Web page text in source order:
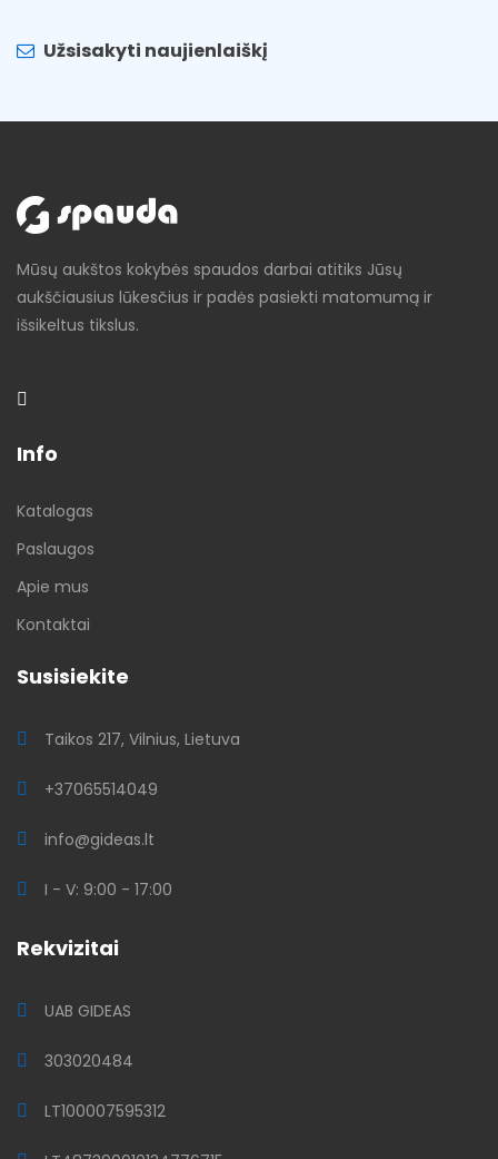
Užsisakyti naujienlaiškį
Mūsų aukštos kokybės spaudos darbai atitiks Jūsų
aukščiausius lūkesčius ir padės pasiekti matomumą ir
išsikeltus tikslus.
Info
Katalogas
Paslaugos
Apie mus
Kontaktai
Susisiekite
Taikos 217, Vilnius, Lietuva
+37065514049
info@gideas.lt
I - V: 9:00 - 17:00
Rekvizitai
UAB GIDEAS
303020484
LT100007595312